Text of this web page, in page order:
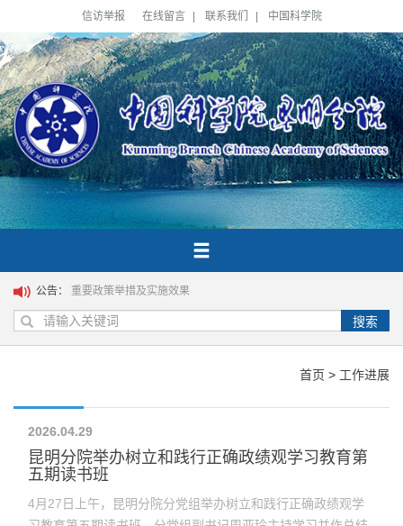
信访举报 在线留言 联系我们 中国科学院
公告： 重要政策举措及实施效果
搜索
首页 > 工作进展
2026.04.29
昆明分院举办树立和践行正确政绩观学习教育第
五期读书班
4月27日上午，昆明分院分党组举办树立和践行正确政绩观学